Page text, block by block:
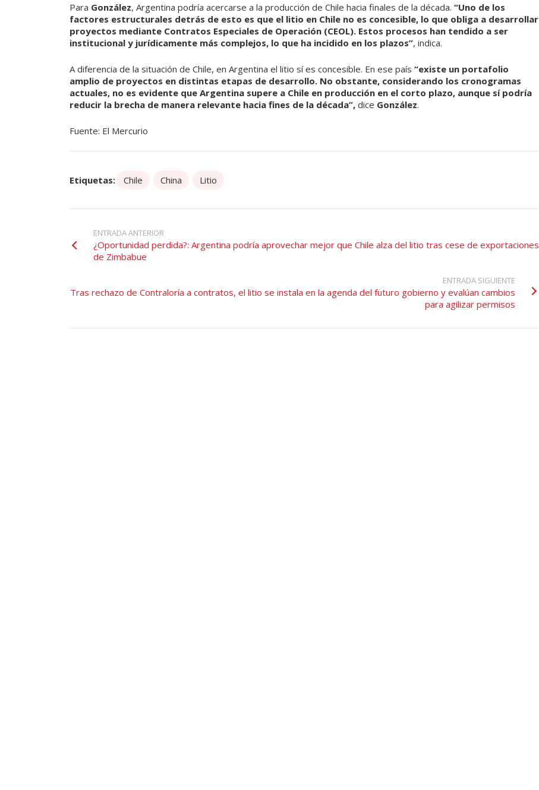
Para González, Argentina podría acercarse a la producción de Chile hacia finales de la década. “Uno de los
factores estructurales detrás de esto es que el litio en Chile no es concesible, lo que obliga a desarrollar
proyectos mediante Contratos Especiales de Operación (CEOL). Estos procesos han tendido a ser
institucional y jurídicamente más complejos, lo que ha incidido en los plazos”, indica.
A diferencia de la situación de Chile, en Argentina el litio sí es concesible. En ese país “existe un portafolio
amplio de proyectos en distintas etapas de desarrollo. No obstante, considerando los cronogramas
actuales, no es evidente que Argentina supere a Chile en producción en el corto plazo, aunque sí podría
reducir la brecha de manera relevante hacia fines de la década”, dice González.
Fuente: El Mercurio
Etiquetas: Chile China Litio
ENTRADA ANTERIOR
¿Oportunidad perdida?: Argentina podría aprovechar mejor que Chile alza del litio tras cese de exportaciones
de Zimbabue
ENTRADA SIGUIENTE
Tras rechazo de Contraloría a contratos, el litio se instala en la agenda del futuro gobierno y evalúan cambios
para agilizar permisos